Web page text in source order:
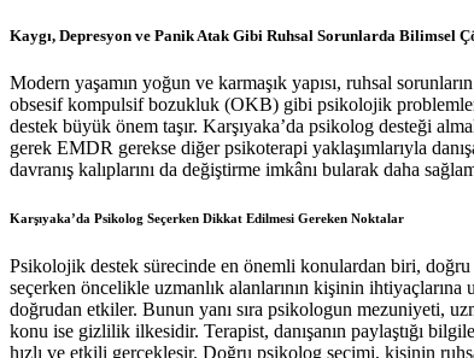
Kaygı, Depresyon ve Panik Atak Gibi Ruhsal Sorunlarda Bilimsel
Modern yaşamın yoğun ve karmaşık yapısı, ruhsal
obsesif kompulsif bozukluk (OKB) gibi psikolojik
destek büyük önem taşır. Karşıyaka’da psikolog desteği
gerek EMDR gerekse diğer psikoterapi yaklaşımlarıyla
davranış kalıplarını da değiştirme imkânı bularak daha
Karşıyaka’da Psikolog Seçerken Dikkat Edilmesi Gereken Noktalar
Psikolojik destek sürecinde en önemli konulardan biri, doğru
seçerken öncelikle uzmanlık alanlarının kişinin ihtiyaçlarına
doğrudan etkiler. Bunun yanı sıra psikologun mezuniyeti,
konu ise gizlilik ilkesidir. Terapist, danışanın paylaştığı
hızlı ve etkili gerçekleşir. Doğru psikolog seçimi, kişinin